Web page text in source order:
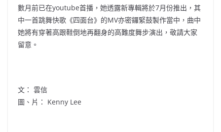
數月前已在youtube首播，她透露新專輯將於7月份推出，其
中一首跳舞快歌《四面台》的MV亦密鑼緊鼓製作當中，曲中
她將有穿著高跟鞋倒地再翻身的高難度舞步演出，敬請大家
留意。
文： 雲信
圖、片： Kenny Lee